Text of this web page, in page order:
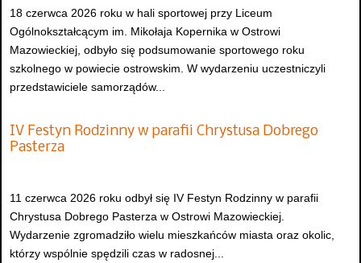
18 czerwca 2026 roku w hali sportowej przy Liceum
Ogólnokształcącym im. Mikołaja Kopernika w Ostrowi
Mazowieckiej, odbyło się podsumowanie sportowego roku
szkolnego w powiecie ostrowskim. W wydarzeniu uczestniczyli
przedstawiciele samorządów...
IV Festyn Rodzinny w parafii Chrystusa Dobrego
Pasterza
11 czerwca 2026 roku odbył się IV Festyn Rodzinny w parafii
Chrystusa Dobrego Pasterza w Ostrowi Mazowieckiej.
Wydarzenie zgromadziło wielu mieszkańców miasta oraz okolic,
którzy wspólnie spędzili czas w radosnej...